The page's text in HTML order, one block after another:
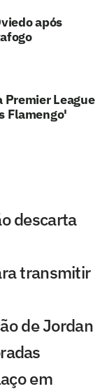
após
Premier League
Flamengo'
descarta
transmitir
de Jordan
em